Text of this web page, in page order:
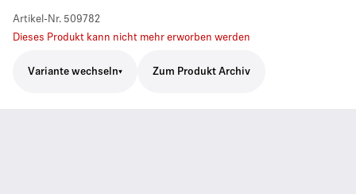
Artikel-Nr. 509782
Dieses Produkt kann nicht mehr erworben werden
Variante wechseln Zum Produkt Archiv